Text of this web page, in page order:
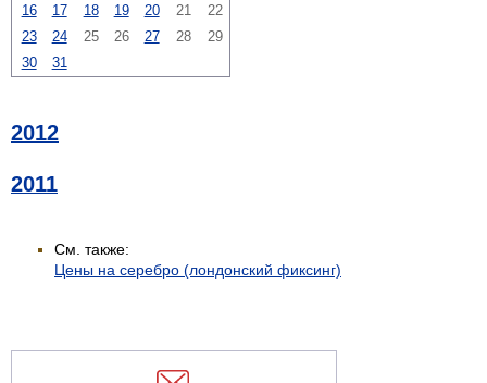
16
17 18 19 20 21
22
23
24 25 26 27 28
29
30
31
2012
2011
См. также:
Цены на серебро (лондонский фиксинг)